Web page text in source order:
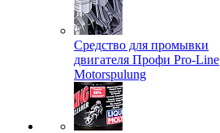
Средство для промывки
двигателя Профи Pro-Line
Motorspulung